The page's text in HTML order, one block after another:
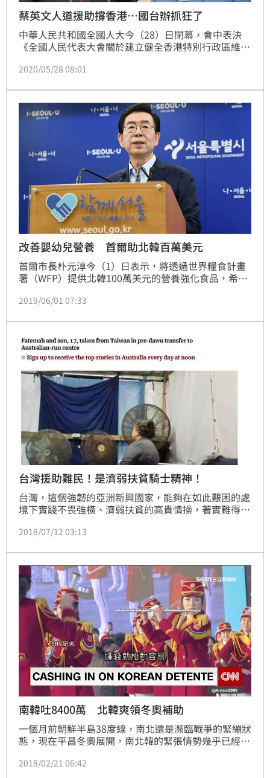
蔡英文人道援助撐香港…國台辦抓狂了
中華人民共和國全國人大今（28）日閉幕，會中表決
《全國人民代表大會關於建立健全香港特別行政區維護
版國安法），結果為贊成2878票、反對1票、棄權6
道援助關懷專案，會與國際一起撐香港；對此，中國國
台辦晚間聲明，警告民進黨當局停止趁火打劫，撥弄是
非，引黑暴勢力入台只會禍及台灣民眾，搬起石頭砸自
2020/05/28 08:01
改善嬰幼兒營養 首爾助北韓百萬美元
首爾市長朴元淳今（1）日表示，將透過世界糧食計畫
署（WFP）提供北韓100萬美元的營養強化食品，希望
2019/06/01 07:33
台灣援助難民！是濟弱扶貧騎士精神！
台灣，這個強韌的亞洲新興國家，能夠在如此艱困的處
境下實踐不畏強橫、濟弱扶貧的高貴情操，著實難得。
與支持，務實地接納台灣成為國際團隊一員，而非繼續
將會是全世界的損失。
2018/07/12 03:13
南韓吐8400萬 北韓爽領冬奧補助
一個月前朝鮮半島38度線，南北還是瀕臨戰爭的緊繃狀
態，現在平昌冬奧展開，南北韓的緊張情勢幾乎已經化
隊、代表團的軟實力，比用飛彈文攻武嚇來的有效，再
2018/02/21 06:42